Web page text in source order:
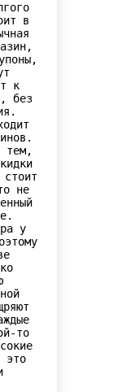
в
к
без
тем,
не
у
то
это